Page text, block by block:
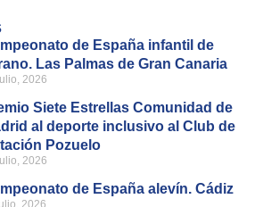
de España infantil de
Las Palmas de Gran Canaria
2026
Siete Estrellas Comunidad de
al deporte inclusivo al Club de
Pozuelo
2026
de España alevín. Cádiz
2026